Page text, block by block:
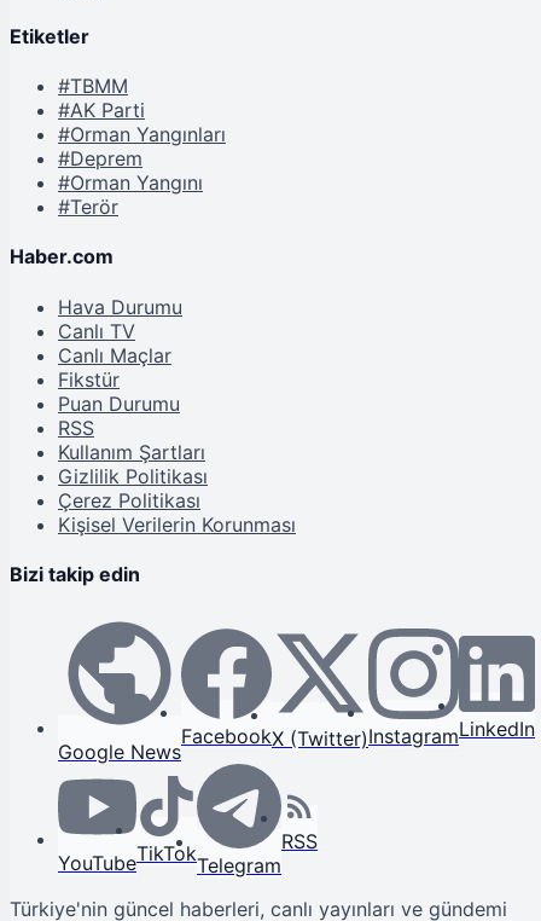
Etiketler
#TBMM
#AK Parti
#Orman Yangınları
#Deprem
#Orman Yangını
#Terör
Haber.com
Hava Durumu
Canlı TV
Canlı Maçlar
Fikstür
Puan Durumu
RSS
Kullanım Şartları
Gizlilik Politikası
Çerez Politikası
Kişisel Verilerin Korunması
Bizi takip edin
Google News
FacebookX (Twitter)InstagramLinkedIn
YouTubeTikTokTelegram
RSS
Türkiye'nin güncel haberleri, canlı yayınları ve gündemi